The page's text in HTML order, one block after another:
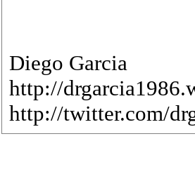
Diego Garcia
http://
http://twitter.com/